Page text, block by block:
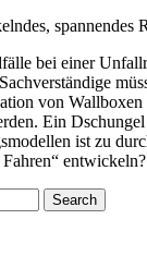
spannendes
bei einer
von Wallboxen
Ein
ist zu
entwickeln?